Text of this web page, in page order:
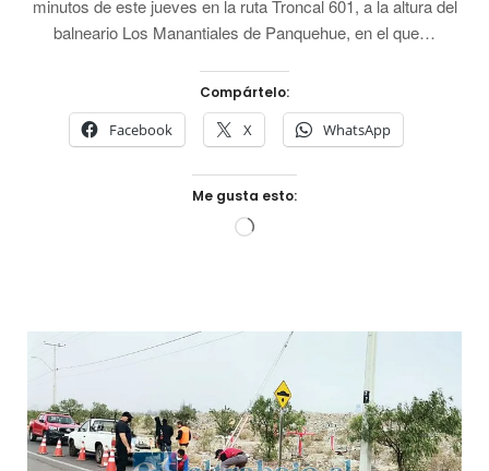
minutos de este jueves en la ruta Troncal 601, a la altura del
balneario Los Manantiales de Panquehue, en el que…
Compártelo:
Facebook X WhatsApp
Me gusta esto:
Cargando...